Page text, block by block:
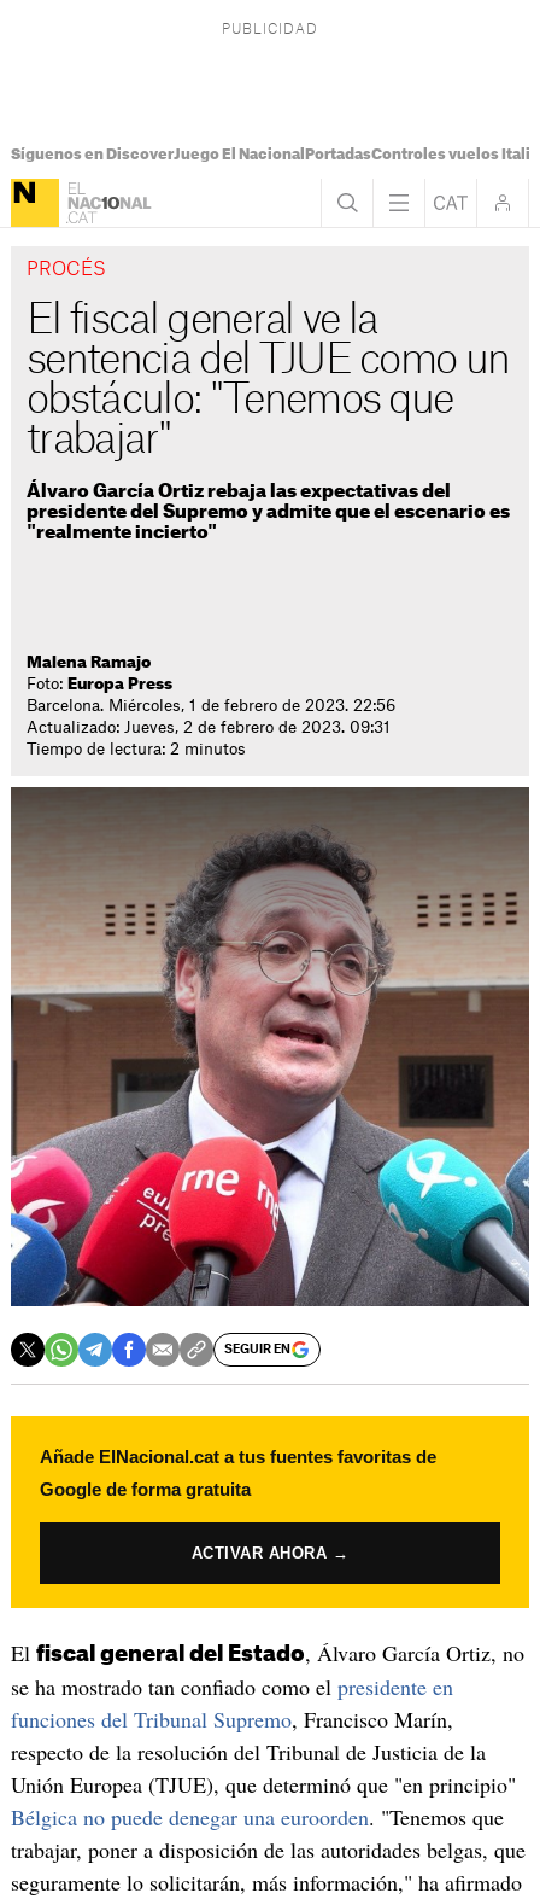
Síguenos en DiscoverJuego El Nacional PortadasControles vuelos Italia
PROCÉS
El fiscal general ve la
sentencia del TJUE como un
obstáculo: "Tenemos que
trabajar"
Álvaro García Ortiz rebaja las expectativas del
presidente del Supremo y admite que el escenario es
"realmente incierto"
Malena Ramajo
Foto: Europa Press
Barcelona. Miércoles, 1 de febrero de 2023. 22:56
Actualizado: Jueves, 2 de febrero de 2023. 09:31
Tiempo de lectura: 2 minutos
SEGUIR EN
Añade ElNacional.cat a tus fuentes favoritas de
Google de forma gratuita
ACTIVAR AHORA →
El fiscal general del Estado, Álvaro García Ortiz, no
se ha mostrado tan confiado como el presidente en
funciones del Tribunal Supremo, Francisco Marín,
respecto de la resolución del Tribunal de Justicia de la
Unión Europea (TJUE), que determinó que "en principio"
Bélgica no puede denegar una euroorden. "Tenemos que
trabajar, poner a disposición de las autoridades belgas, que
seguramente lo solicitarán, más información," ha afirmado